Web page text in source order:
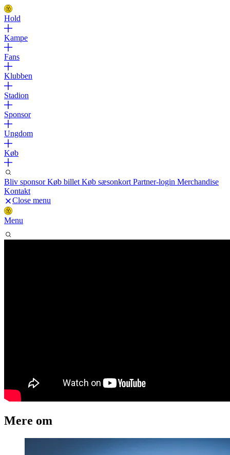
Hold
Kampe
Fans
Klubben
Stadion
Sponsor
Ungdom
Køb
Bliv sponsorKøb billet Køb sæsonkort Partner-login Merchandise
Kontakt
Close menu
Menu
Mere om